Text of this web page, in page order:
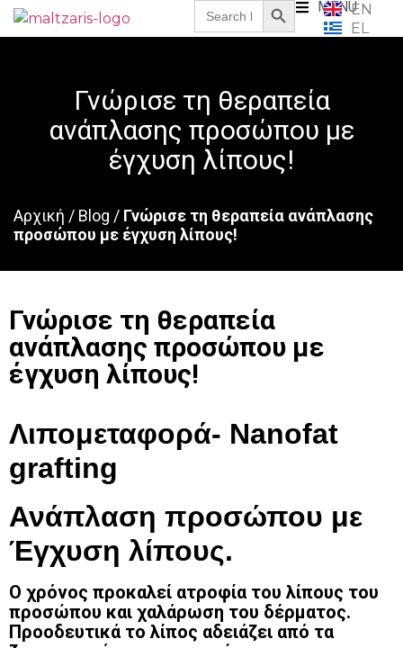
Search
for:
MENUEN
EL
Γνώρισε τη θεραπεία
ανάπλασης προσώπου με
έγχυση λίπους!
Αρχική / Blog / Γνώρισε τη θεραπεία ανάπλασης
προσώπου με έγχυση λίπους!
Γνώρισε τη θεραπεία
ανάπλασης προσώπου με
έγχυση λίπους!
Λιπομεταφορά- Nanofat
grafting
Ανάπλαση προσώπου με
Έγχυση λίπους.
Ο χρόνος προκαλεί ατροφία του λίπους του
προσώπου και χαλάρωση του δέρματος.
Προοδευτικά το λίπος αδειάζει από τα